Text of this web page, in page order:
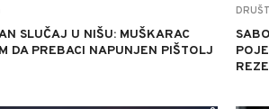
SLUČAJ U NIŠU: MUŠKARAC
DA PREBACI NAPUNJEN PIŠTOLJ